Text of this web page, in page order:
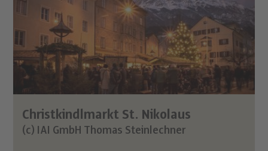
Christkindlmarkt St. Nikolaus
(c) IAI GmbH Thomas Steinlechner